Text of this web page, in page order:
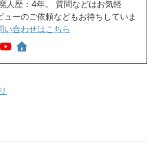
人歴：4年。 質問などはお気軽
ューのご依頼などもお待ちしていま
い合わせはこちら